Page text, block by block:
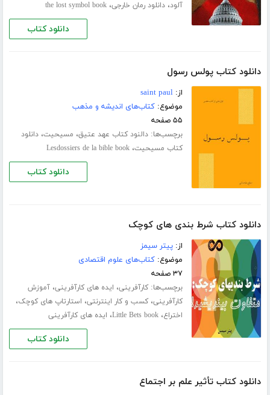
آلود،دانلود رمان خارجی،the lost symbol book
دانلود کتاب
دانلود کتاب پولس رسول
از:saint paul
موضوع:کتاب‌های اندیشه و مذهب
۵۵ صفحه
برچسب‌ها:دالنود کتاب عهد عتیق، مسیحیت،دانلود
کتاب مسیحیت،Lesdossiers de la bible book
دانلود کتاب
دانلود کتاب شرط بندی های کوچک
از:پیتر سیمز
موضوع:کتاب‌های علوم اقتصادی
۳۷ صفحه
برچسب‌ها:کارآفرینی، ایده های کارآفرینی،آموزش
کارآفرینی،کسب و کار اینترنتی، استارتاپ های کوچک،
اختراع،Little Bets book، ایده های کارآفرینی
دانلود کتاب
دانلود کتاب تأثیر علم بر اجتماع